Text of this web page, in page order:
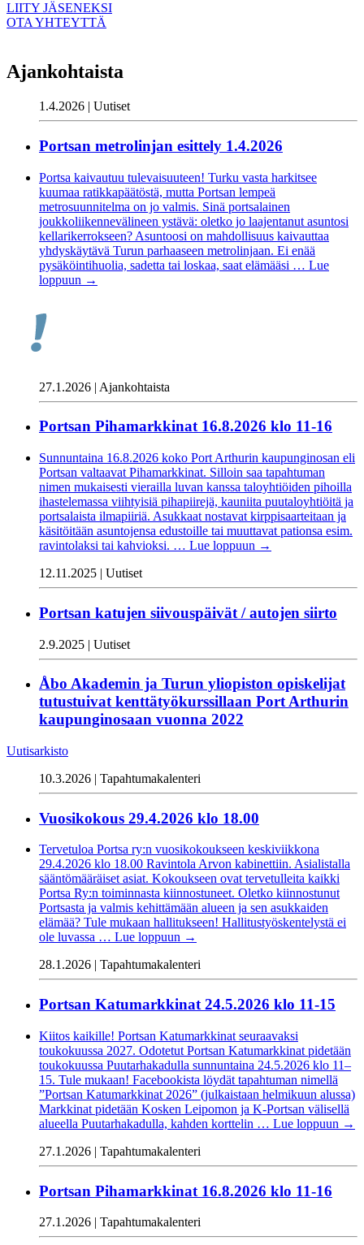
LIITY JÄSENEKSI
OTA YHTEYTTÄ
Ajankohtaista
1.4.2026 | Uutiset
Portsan metrolinjan esittely 1.4.2026
Portsa kaivautuu tulevaisuuteen! Turku vasta harkitsee
kuumaa ratikkapäätöstä, mutta Portsan lempeä
metrosuunnitelma on jo valmis. Sinä portsalainen
joukkoliikennevälineen ystävä: oletko jo laajentanut asuntosi
kellarikerrokseen? Asuntoosi on mahdollisuus kaivauttaa
yhdyskäytävä Turun parhaaseen metrolinjaan. Ei enää
pysäköintihuolia, sadetta tai loskaa, saat elämääsi … Lue
loppuun →
27.1.2026 | Ajankohtaista
Portsan Pihamarkkinat 16.8.2026 klo 11-16
Sunnuntaina 16.8.2026 koko Port Arthurin kaupunginosan eli
Portsan valtaavat Pihamarkkinat. Silloin saa tapahtuman
nimen mukaisesti vierailla luvan kanssa taloyhtiöiden pihoilla
ihastelemassa viihtyisiä pihapiirejä, kauniita puutaloyhtiöitä ja
portsalaista ilmapiiriä. Asukkaat nostavat kirppisaarteitaan ja
käsitöitään asuntojensa edustoille tai muuttavat pationsa esim.
ravintolaksi tai kahvioksi. … Lue loppuun →
12.11.2025 | Uutiset
Portsan katujen siivouspäivät / autojen siirto
2.9.2025 | Uutiset
Åbo Akademin ja Turun yliopiston opiskelijat
tutustuivat kenttätyökurssillaan Port Arthurin
kaupunginosaan vuonna 2022
Uutisarkisto
10.3.2026 | Tapahtumakalenteri
Vuosikokous 29.4.2026 klo 18.00
Tervetuloa Portsa ry:n vuosikokoukseen keskiviikkona
29.4.2026 klo 18.00 Ravintola Arvon kabinettiin. Asialistalla
sääntömääräiset asiat. Kokoukseen ovat tervetulleita kaikki
Portsa Ry:n toiminnasta kiinnostuneet. Oletko kiinnostunut
Portsasta ja valmis kehittämään alueen ja sen asukkaiden
elämää? Tule mukaan hallitukseen! Hallitustyöskentelystä ei
ole luvassa … Lue loppuun →
28.1.2026 | Tapahtumakalenteri
Portsan Katumarkkinat 24.5.2026 klo 11-15
Kiitos kaikille! Portsan Katumarkkinat seuraavaksi
toukokuussa 2027. Odotetut Portsan Katumarkkinat pidetään
toukokuussa Puutarhakadulla sunnuntaina 24.5.2026 klo 11–
15. Tule mukaan! Facebookista löydät tapahtuman nimellä
”Portsan Katumarkkinat 2026” (julkaistaan helmikuun alussa)
Markkinat pidetään Kosken Leipomon ja K-Portsan välisellä
alueella Puutarhakadulla, kahden korttelin … Lue loppuun →
27.1.2026 | Tapahtumakalenteri
Portsan Pihamarkkinat 16.8.2026 klo 11-16
27.1.2026 | Tapahtumakalenteri